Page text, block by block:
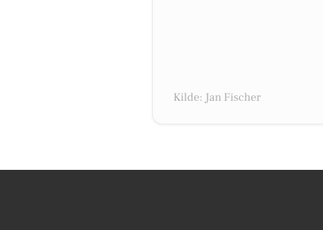
Kilde: Jan Fischer